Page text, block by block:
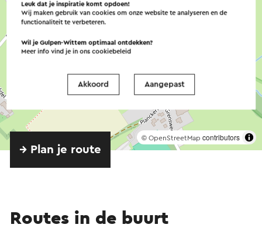
© OpenStreetMap contributors
→ Plan je route
Routes in de buurt
Leuk dat je inspiratie komt opdoen!
Wij maken gebruik van cookies om onze website te analyseren en de
functionaliteit te verbeteren.
Wil je Gulpen-Wittem optimaal ontdekken?
Meer info vind je in onscookiebeleid
Akkoord Aangepast